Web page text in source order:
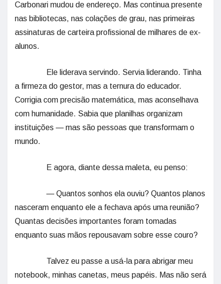
Carbonari mudou de endereço. Mas continua presente
nas bibliotecas, nas colações de grau, nas primeiras
assinaturas de carteira profissional de milhares de ex-
alunos.
Ele liderava servindo. Servia liderando. Tinha
a firmeza do gestor, mas a ternura do educador.
Corrigia com precisão matemática, mas aconselhava
com humanidade. Sabia que planilhas organizam
instituições — mas são pessoas que transformam o
mundo.
E agora, diante dessa maleta, eu penso:
— Quantos sonhos ela ouviu? Quantos planos
nasceram enquanto ele a fechava após uma reunião?
Quantas decisões importantes foram tomadas
enquanto suas mãos repousavam sobre esse couro?
Talvez eu passe a usá-la para abrigar meu
notebook, minhas canetas, meus papéis. Mas não será